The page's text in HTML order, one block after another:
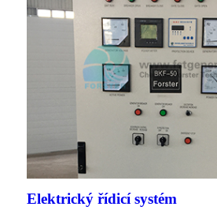
Elektrický řídicí systém